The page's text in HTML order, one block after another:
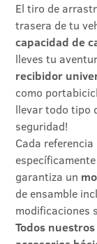
El tiro de
trasera de tu
capacidad de
lleves tu
recibidor
como
llevar todo tipo
seguridad!
Cada referencia
garantiza un
de ensamble
modificaciones
Todos